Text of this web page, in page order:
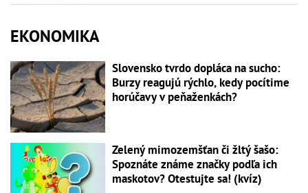
EKONOMIKA
Slovensko tvrdo dopláca na sucho:
Burzy reagujú rýchlo, kedy pocítime
horúčavy v peňaženkách?
Zelený mimozemšťan či žltý šašo:
Spoznáte známe značky podľa ich
maskotov? Otestujte sa! (kvíz)